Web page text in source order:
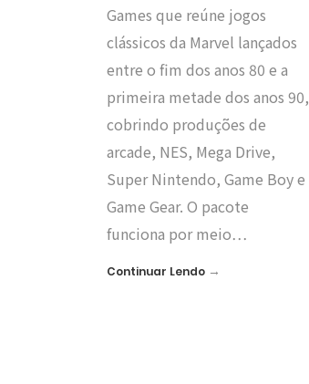
Games que reúne jogos
clássicos da Marvel lançados
entre o fim dos anos 80 e a
primeira metade dos anos 90,
cobrindo produções de
arcade, NES, Mega Drive,
Super Nintendo, Game Boy e
Game Gear. O pacote
funciona por meio…
Continuar Lendo →